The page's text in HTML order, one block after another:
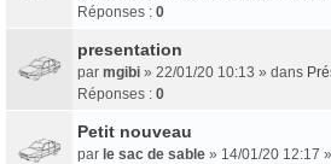
Réponses : 0
presentation
par mgibi » 22/01/20 10:13 » dans
Réponses : 0
Petit nouveau
par le sac de sable » 14/01/20 12:17